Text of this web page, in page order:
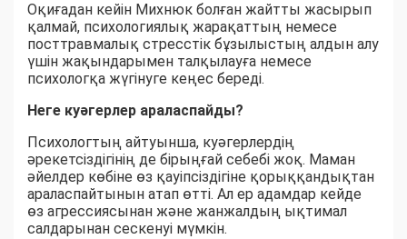
Оқиғадан кейін Михнюк болған жайтты жасырып
қалмай, психологиялық жарақаттың немесе
посттравмалық стресстік бұзылыстың алдын алу
үшін жақындарымен талқылауға немесе
психологқа жүгінуге кеңес береді.
Неге куәгерлер араласпайды?
Психологтың айтуынша, куәгерлердің
әрекетсіздігінің де бірыңғай себебі жоқ. Маман
әйелдер көбіне өз қауіпсіздігіне қорыққандықтан
араласпайтынын атап өтті. Ал ер адамдар кейде
өз агрессиясынан және жанжалдың ықтимал
салдарынан сескенуі мүмкін.